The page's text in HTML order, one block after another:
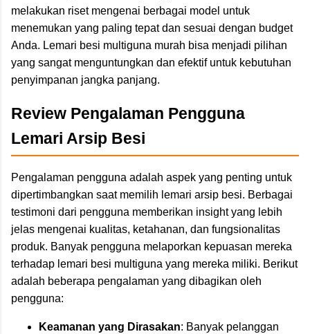
melakukan riset mengenai berbagai model untuk
menemukan yang paling tepat dan sesuai dengan budget
Anda. Lemari besi multiguna murah bisa menjadi pilihan
yang sangat menguntungkan dan efektif untuk kebutuhan
penyimpanan jangka panjang.
Review Pengalaman Pengguna
Lemari Arsip Besi
Pengalaman pengguna adalah aspek yang penting untuk
dipertimbangkan saat memilih lemari arsip besi. Berbagai
testimoni dari pengguna memberikan insight yang lebih
jelas mengenai kualitas, ketahanan, dan fungsionalitas
produk. Banyak pengguna melaporkan kepuasan mereka
terhadap lemari besi multiguna yang mereka miliki. Berikut
adalah beberapa pengalaman yang dibagikan oleh
pengguna:
Keamanan yang Dirasakan: Banyak pelanggan